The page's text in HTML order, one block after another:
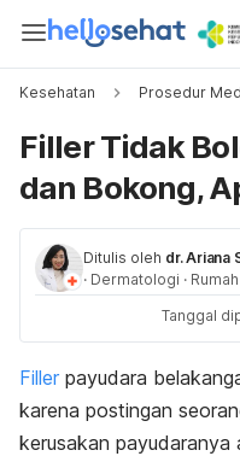
Kesehatan Prosedur
Filler Tidak
dan Bokong,
Ditulis oleh dr. Ariana
· Dermatologi ·
Tanggal
Filler payudara
karena postingan
kerusakan payudaranya